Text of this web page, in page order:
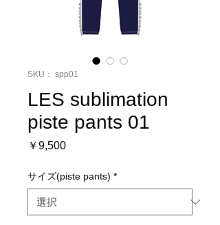
SKU： spp01
LES sublimation
piste pants 01
￥9,500価
サイズ(piste pants) *